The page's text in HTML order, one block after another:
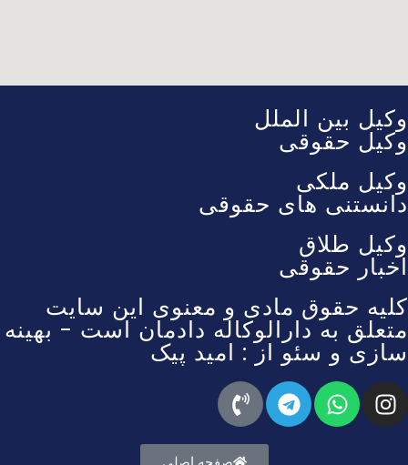
وکیل بین الملل
وکیل حقوقی
وکیل ملکی
دانستنی های حقوقی
وکیل طلاق
اخبار حقوقی
کلیه حقوق مادی و معنوی این سایت
متعلق به دارالوکاله دادمان است - بهینه
سازی و سئو از : امید پیک